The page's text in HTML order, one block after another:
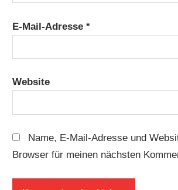
E-Mail-Adresse*
Website
Name, E-Mail-Adresse und
Browser für meinen nächsten